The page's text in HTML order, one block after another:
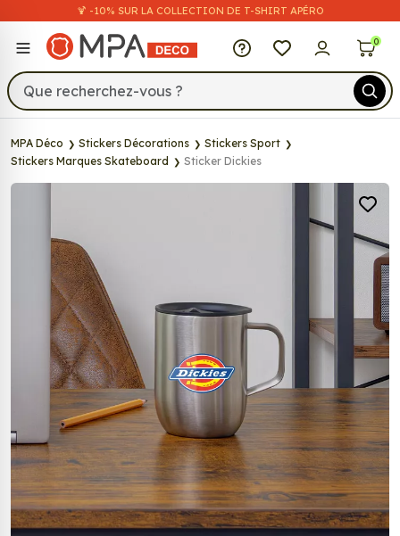
🍹 -10% SUR LA COLLECTION DE T-SHIRT APÉRO
MPA Déco 0
MPA Déco Stickers Décorations
Stickers Sport
Stickers Marques Skateboard
Sticker Dickies